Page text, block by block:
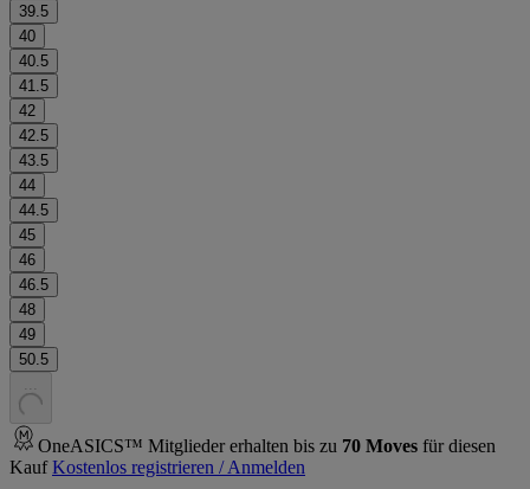
39.5
40
40.5
41.5
42
42.5
43.5
44
44.5
45
46
46.5
48
49
50.5
OneASICS™ Mitglieder erhalten bis zu 70 Moves für diesen
Kauf Kostenlos registrieren / Anmelden